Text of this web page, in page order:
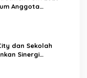
Anggota
dan Sekolah
Sinergi